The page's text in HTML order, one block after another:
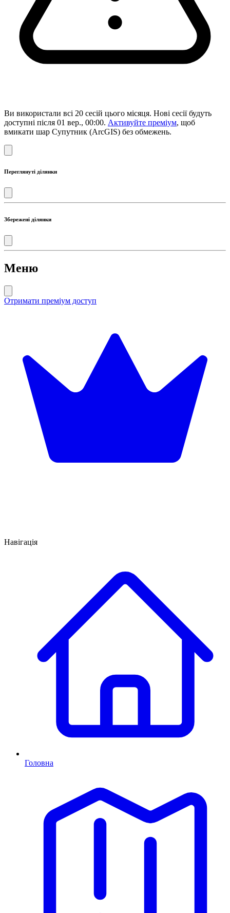
Ви використали всі 20 сесій цього місяця. Нові сесії будуть
доступні після 01 вер., 00:00. Активуйте преміум, щоб
вмикати шар Супутник (ArcGIS) без обмежень.
Переглянуті ділянки
Збережені ділянки
Меню
Отримати преміум доступ
Навігація
Головна